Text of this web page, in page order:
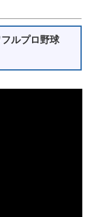
ルプロ野球